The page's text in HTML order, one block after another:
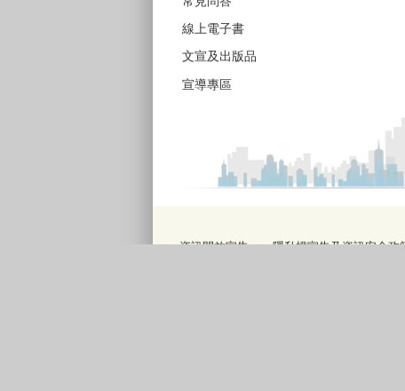
線上電子書
文宣及出版品
宣導專區
資訊開放宣告 隱私權宣告及資訊安全政